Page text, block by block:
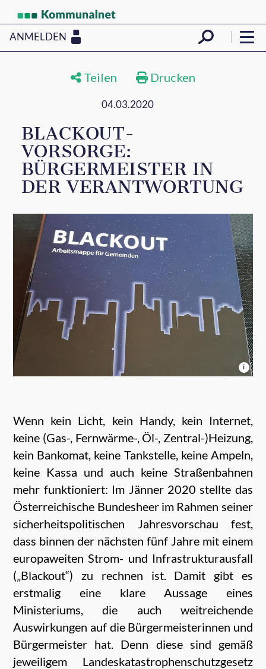
ANMELDEN
Teilen Drucken
04.03.2020
BLACKOUT-
VORSORGE:
BÜRGERMEISTER IN
DER VERANTWORTUNG
i
Wenn kein Licht, kein Handy, kein Internet,
keine (Gas-, Fernwärme-, Öl-, Zentral-)Heizung,
kein Bankomat, keine Tankstelle, keine Ampeln,
keine Kassa und auch keine Straßenbahnen
mehr funktioniert: Im Jänner 2020 stellte das
Österreichische Bundesheer im Rahmen seiner
sicherheitspolitischen Jahresvorschau fest,
dass binnen der nächsten fünf Jahre mit einem
europaweiten Strom- und Infrastrukturausfall
(„Blackout“) zu rechnen ist. Damit gibt es
erstmalig eine klare Aussage eines
Ministeriums, die auch weitreichende
Auswirkungen auf die Bürgermeisterinnen und
Bürgermeister hat. Denn diese sind gemäß
jeweiligem Landeskatastrophenschutzgesetz